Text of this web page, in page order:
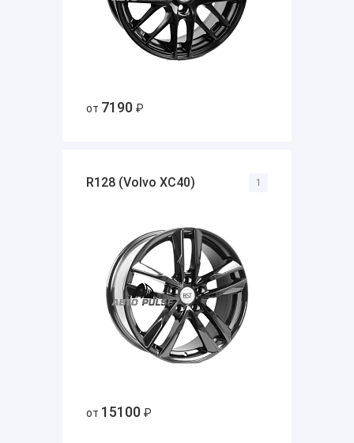
от 7190 ₽
R128 (Volvo XC40)
от 15100 ₽
1